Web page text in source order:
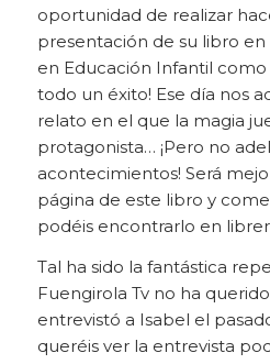
oportunidad de realizar
presentación de su libro
en Educación Infantil como
todo un éxito! Ese día nos
relato en el que la magia
protagonista… ¡Pero no
acontecimientos! Será
página de este libro y
podéis encontrarlo en
Tal ha sido la fantástica
Fuengirola Tv no ha
entrevistó a Isabel el
queréis ver la entrevista